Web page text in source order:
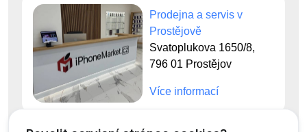
Prodejna a servis v
Prostějově
Svatoplukova 1650/8,
796 01 Prostějov
Více informací